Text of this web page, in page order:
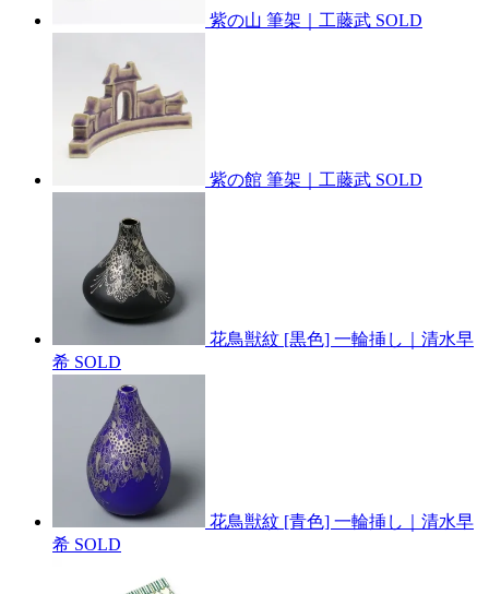
紫の山 筆架｜工藤武 SOLD
紫の館 筆架｜工藤武 SOLD
花鳥獣紋 [黒色] 一輪挿し｜清水早
希 SOLD
花鳥獣紋 [青色] 一輪挿し｜清水早
希 SOLD